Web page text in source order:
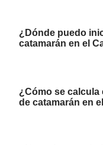
¿Dónde puedo
catamarán en el
¿Cómo se calcula
de catamarán en